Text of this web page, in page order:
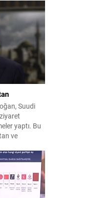
sahada
esnasında
Suudi
yaptı. Bu
ve
en somut
Ortak
ortak
istikrar...